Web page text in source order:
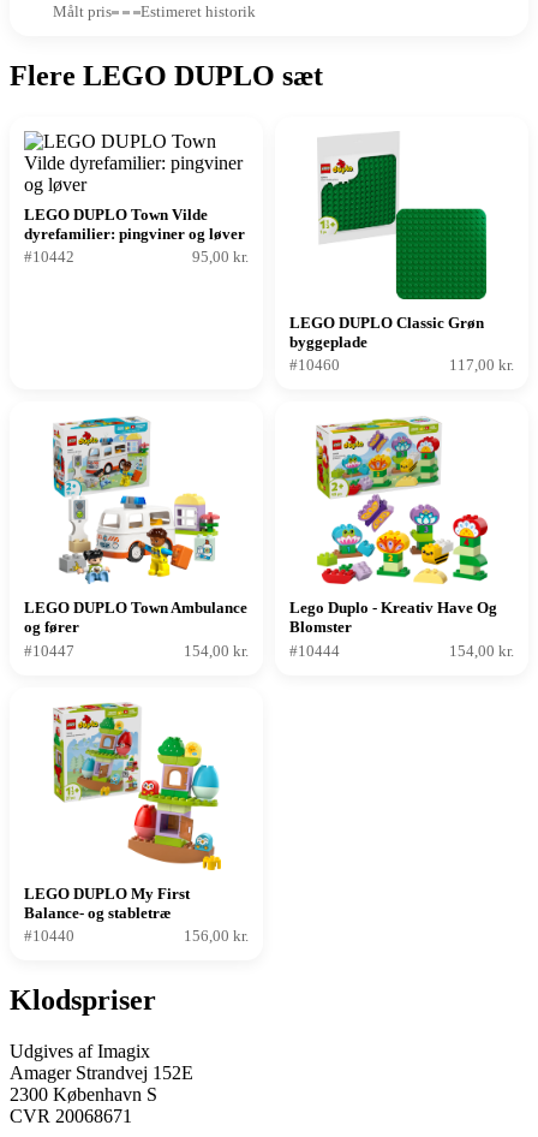
Målt pris Estimeret historik
Flere LEGO DUPLO sæt
LEGO DUPLO Town Vilde
dyrefamilier: pingviner og løver
#10442
95,00 kr.
LEGO DUPLO Classic Grøn
byggeplade
#10460
117,00 kr.
LEGO DUPLO Town Ambulance
og fører
#10447
154,00 kr.
Lego Duplo - Kreativ Have Og
Blomster
#10444
154,00 kr.
LEGO DUPLO My First
Balance- og stabletræ
#10440
156,00 kr.
Klodspriser
Udgives af Imagix
Amager Strandvej 152E
2300 København S
CVR 20068671